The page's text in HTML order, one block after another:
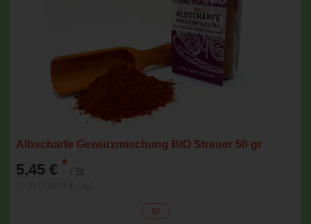
Albschärfe Gewürzmischung BIO Streuer 50 gr
5,45 € * / St
St